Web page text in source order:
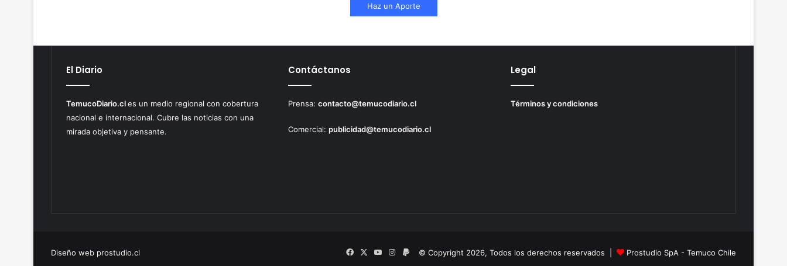
Haz un Aporte
El Diario
TemucoDiario.cles un medio regional con cobertura
nacional e internacional. Cubre las noticias con una
mirada objetiva y pensante.
Contáctanos
Prensa:contacto@temucodiario.cl
Comercial:publicidad@temucodiario.cl
Legal
Términos y condiciones
Diseño web prostudio.cl © Copyright 2026, Todos los derechos reservados | Prostudio SpA - Temuco Chile
FacebookYouTubeInstagram
PayPal